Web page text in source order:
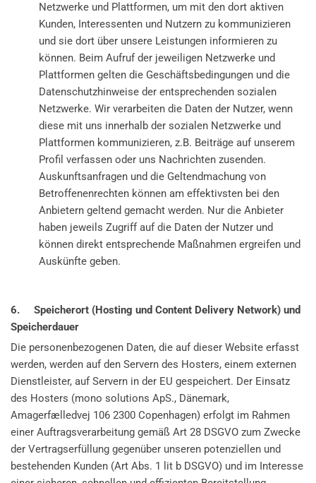
Netzwerke und Plattformen, um mit den dort aktiven
Kunden, Interessenten und Nutzern zu kommunizieren
und sie dort über unsere Leistungen informieren zu
können. Beim Aufruf der jeweiligen Netzwerke und
Plattformen gelten die Geschäftsbedingungen und die
Datenschutzhinweise der entsprechenden sozialen
Netzwerke. Wir verarbeiten die Daten der Nutzer, wenn
diese mit uns innerhalb der sozialen Netzwerke und
Plattformen kommunizieren, z.B. Beiträge auf unserem
Profil verfassen oder uns Nachrichten zusenden.
Auskunftsanfragen und die Geltendmachung von
Betroffenenrechten können am effektivsten bei den
Anbietern geltend gemacht werden. Nur die Anbieter
haben jeweils Zugriff auf die Daten der Nutzer und
können direkt entsprechende Maßnahmen ergreifen und
Auskünfte geben.
6. Speicherort (Hosting und Content Delivery Network) und
Speicherdauer
Die personenbezogenen Daten, die auf dieser Website erfasst
werden, werden auf den Servern des Hosters, einem externen
Dienstleister, auf Servern in der EU gespeichert. Der Einsatz
des Hosters (mono solutions ApS., Dänemark,
Amagerfælledvej 106 2300 Copenhagen) erfolgt im Rahmen
einer Auftragsverarbeitung gemäß Art 28 DSGVO zum Zwecke
der Vertragserfüllung gegenüber unseren potenziellen und
bestehenden Kunden (Art Abs. 1 lit b DSGVO) und im Interesse